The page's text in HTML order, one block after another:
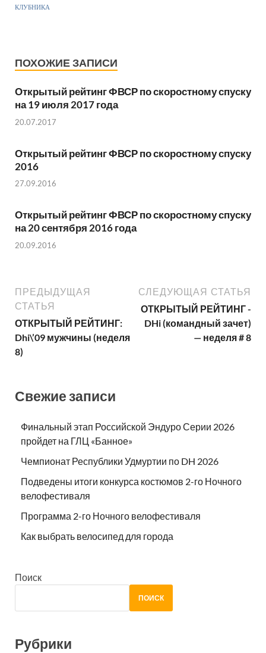
КЛУБНИКА
ПОХОЖИЕ ЗАПИСИ
Открытый рейтинг ФВСР по скоростному спуску
на 19 июля 2017 года
20.07.2017
Открытый рейтинг ФВСР по скоростному спуску
2016
27.09.2016
Открытый рейтинг ФВСР по скоростному спуску
на 20 сентября 2016 года
20.09.2016
ПРЕДЫДУЩАЯ
СТАТЬЯ
ОТКРЫТЫЙ РЕЙТИНГ:
Dhi\’09 мужчины (неделя
8)
СЛЕДУЮЩАЯ СТАТЬЯ
ОТКРЫТЫЙ РЕЙТИНГ -
DHi (командный зачет)
— неделя # 8
Свежие записи
Финальный этап Российской Эндуро Серии 2026
пройдет на ГЛЦ «Банное»
Чемпионат Республики Удмуртии по DH 2026
Подведены итоги конкурса костюмов 2-го Ночного
велофестиваля
Программа 2-го Ночного велофестиваля
Как выбрать велосипед для города
Поиск
ПОИСК
Рубрики